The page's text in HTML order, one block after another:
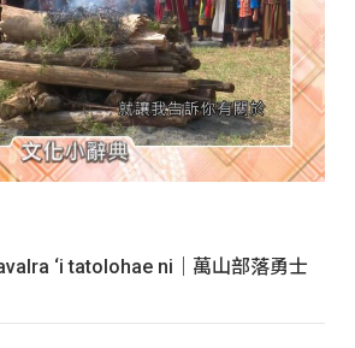
‘i tatolohae ni｜萬山部落勇士